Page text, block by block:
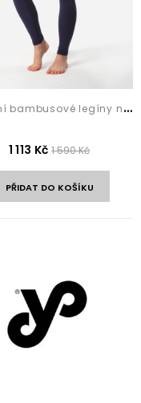
K
valitní bambusové legíny na jógu Tamia Dark Blue
1 113 Kč 1 590 Kč
PŘIDAT DO KOŠÍKU